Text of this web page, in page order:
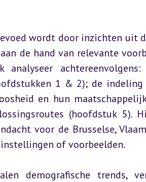
wordt door inzichten uit
de hand van relevante
1 & 2); de
en hun
(hoofdstuk 5).
voor de Brusselse,
of voorbeelden.
demografische trends,